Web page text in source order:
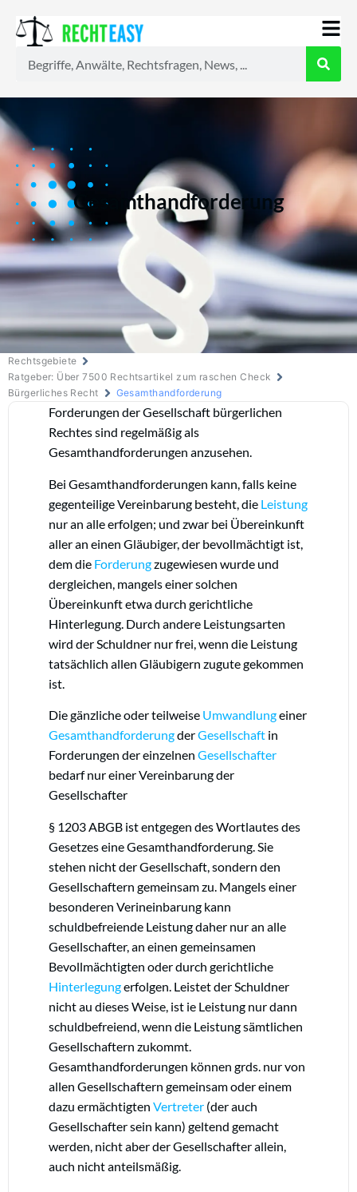
Gesamthandforderung
Rechtsgebiete
Ratgeber: Über 7500 Rechtsartikel zum raschen Check
Bürgerliches Recht
Gesamthandforderung
Forderungen der Gesellschaft bürgerlichen
Rechtes sind regelmäßig als
Gesamthandforderungen anzusehen.
Bei Gesamthandforderungen kann, falls keine
gegenteilige Vereinbarung besteht, die Leistung
nur an alle erfolgen; und zwar bei Übereinkunft
aller an einen Gläubiger, der bevollmächtigt ist,
dem die Forderungzugewiesen wurde und
dergleichen, mangels einer solchen
Übereinkunft etwa durch gerichtliche
Hinterlegung. Durch andere Leistungsarten
wird der Schuldner nur frei, wenn die Leistung
tatsächlich allen Gläubigern zugute gekommen
ist.
Die gänzliche oder teilweise Umwandlungeiner
GesamthandforderungderGesellschaft in
Forderungen der einzelnen Gesellschafter
bedarf nur einer Vereinbarung der
Gesellschafter
§ 1203 ABGB ist entgegen des Wortlautes des
Gesetzes eine Gesamthandforderung. Sie
stehen nicht der Gesellschaft, sondern den
Gesellschaftern gemeinsam zu. Mangels einer
besonderen Verineinbarung kann
schuldbefreiende Leistung daher nur an alle
Gesellschafter, an einen gemeinsamen
Bevollmächtigten oder durch gerichtliche
Hinterlegungerfolgen. Leistet der Schuldner
nicht au dieses Weise, ist ie Leistung nur dann
schuldbefreiend, wenn die Leistung sämtlichen
Gesellschaftern zukommt.
Gesamthandforderungen können grds. nur von
allen Gesellschaftern gemeinsam oder einem
dazu ermächtigten Vertreter (der auch
Gesellschafter sein kann) geltend gemacht
werden, nicht aber der Gesellschafter allein,
auch nicht anteilsmäßig.